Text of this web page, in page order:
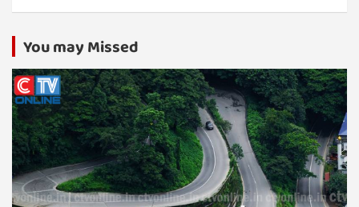
You may Missed